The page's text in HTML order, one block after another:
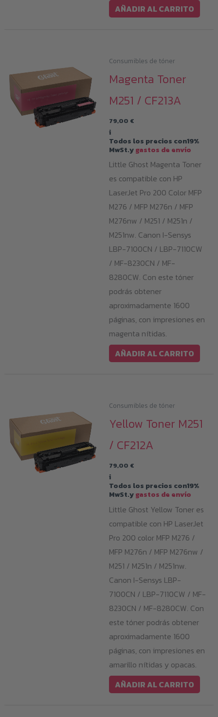
AÑADIR AL CARRITO
Consumibles de tóner
Magenta Toner
M251 / CF213A
79,00 €
i
Todos los precios con19%
MwSt.ygastos de envío
Little Ghost Magenta Toner
es compatible con HP
LaserJet Pro 200 Color MFP
M276 / MFP M276n / MFP
M276nw / M251 / M251n /
M251nw. Canon I-Sensys
LBP-7100CN / LBP-7110CW
/ MF-8230CN / MF-
8280CW. Con este tóner
podrás obtener
aproximadamente 1600
páginas, con impresiones en
magenta nítidas.
AÑADIR AL CARRITO
Consumibles de tóner
Yellow Toner M251
/ CF212A
79,00 €
i
Todos los precios con19%
MwSt.ygastos de envío
Little Ghost Yellow Toner es
compatible con HP LaserJet
Pro 200 color MFP M276 /
MFP M276n / MFP M276nw /
M251 / M251n / M251nw.
Canon I-Sensys LBP-
7100CN / LBP-7110CW / MF-
8230CN / MF-8280CW. Con
este tóner podrás obtener
aproximadamente 1600
páginas, con impresiones en
amarillo nítidas y opacas.
AÑADIR AL CARRITO